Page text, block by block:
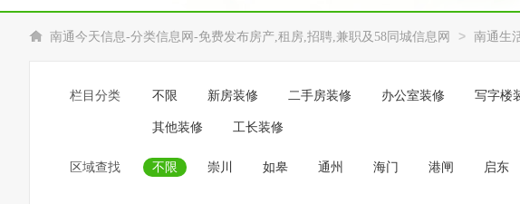
南通今天信息-分类信息网-免费发布房产,租房,招聘,兼职及58同城信息网 > 南通生
栏目分类 不限 新房装修 二手房装修 办公室装修 写字楼
其他装修 工长装修
区域查找 不限 崇川 如皋 通州 海门 港闸 启东